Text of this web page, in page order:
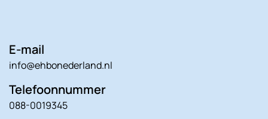
E-mail
info@ehbonederland.nl
Telefoonnummer
088-0019345